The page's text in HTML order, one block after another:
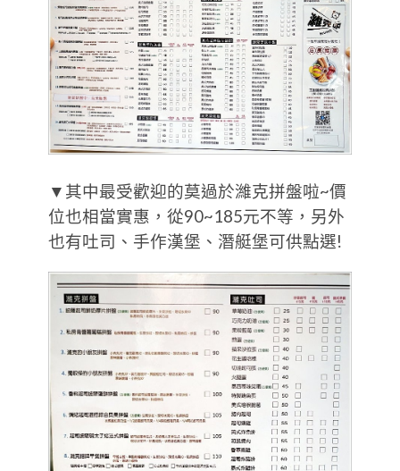
▼其中最受歡迎的莫過於濰克拼盤啦~價
位也相當實惠，從90~185元不等，另外
也有吐司、手作漢堡、潛艇堡可供點選!